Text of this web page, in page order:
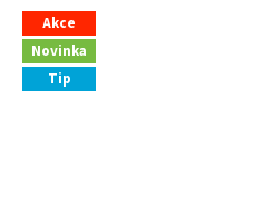
Akce
Novinka
Tip